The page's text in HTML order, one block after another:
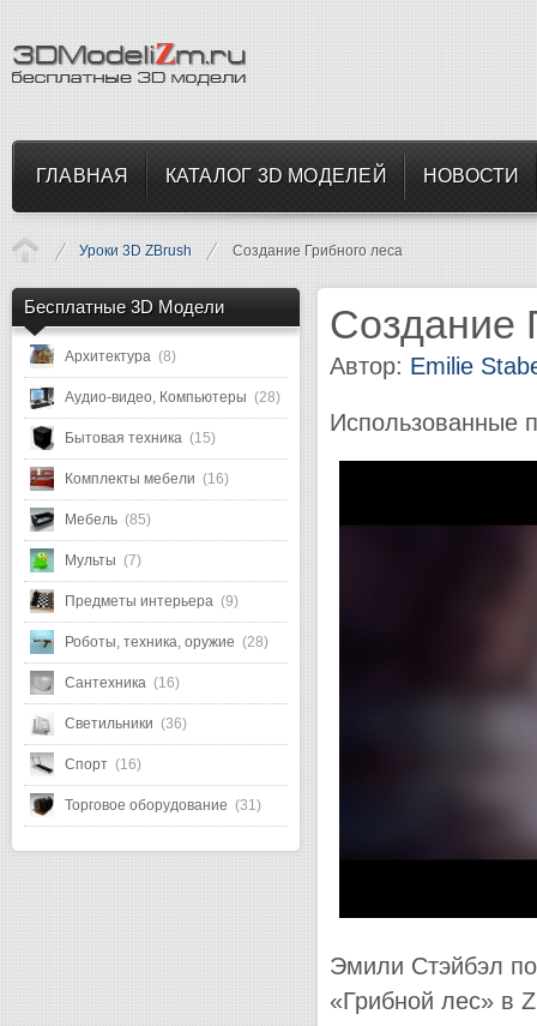
ГЛАВНАЯ КАТАЛОГ 3D МОДЕЛЕЙ НОВОСТИ
Уроки 3D ZBrush Создание Грибного леса
Бесплатные 3D Модели
Архитектура (8)
Аудио-видео, Компьютеры (28)
Бытовая техника (15)
Комплекты мебели (16)
Мебель (85)
Мульты (7)
Предметы интерьера (9)
Роботы, техника, оружие (28)
Сантехника (16)
Светильники (36)
Спорт (16)
Торговое оборудование (31)
Создание
Автор: Emilie
Использованные
Эмили Стэйбэл
«Грибной лес» в